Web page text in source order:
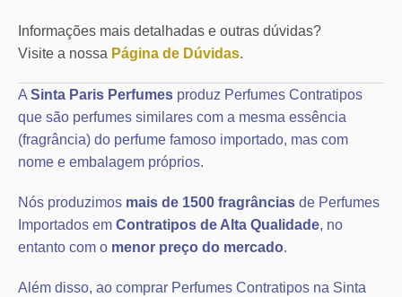
Informações mais detalhadas e outras dúvidas?
Visite a nossa Página de Dúvidas.
A Sinta Paris Perfumes produz Perfumes Contratipos
que são perfumes similares com a mesma essência
(fragrância) do perfume famoso importado, mas com
nome e embalagem próprios.
Nós produzimos mais de 1500 fragrâncias de Perfumes
Importados em Contratipos de Alta Qualidade, no
entanto com o menor preço do mercado.
Além disso, ao comprar Perfumes Contratipos na Sinta